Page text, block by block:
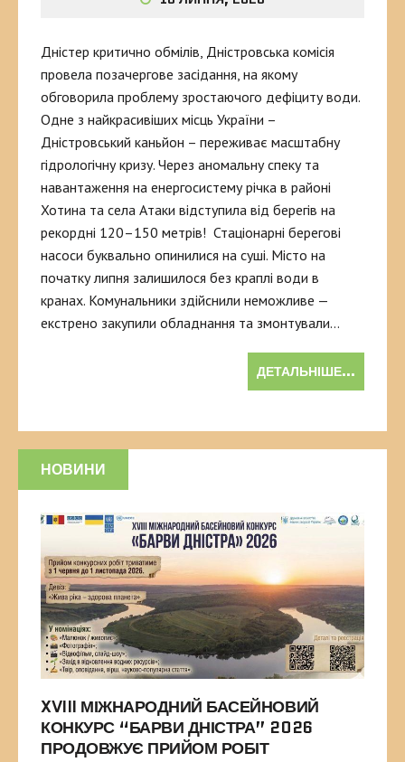
Дністер критично обмілів, Дністровська комісія
провела позачергове засідання, на якому
обговорила проблему зростаючого дефіциту води.
Одне з найкрасивіших місць України –
Дністровський каньйон – переживає масштабну
гідрологічну кризу. Через аномальну спеку та
навантаження на енергосистему річка в районі
Хотина та села Атаки відступила від берегів на
рекордні 120–150 метрів! Стаціонарні берегові
насоси буквально опинилися на суші. Місто на
початку липня залишилося без краплі води в
кранах. Комунальники здійснили неможливе —
екстрено закупили обладнання та змонтували…
ДЕТАЛЬНІШЕ...
НОВИНИ
XVIII МІЖНАРОДНИЙ БАСЕЙНОВИЙ
КОНКУРС “БАРВИ ДНІСТРА” 2026
ПРОДОВЖУЄ ПРИЙОМ РОБІТ